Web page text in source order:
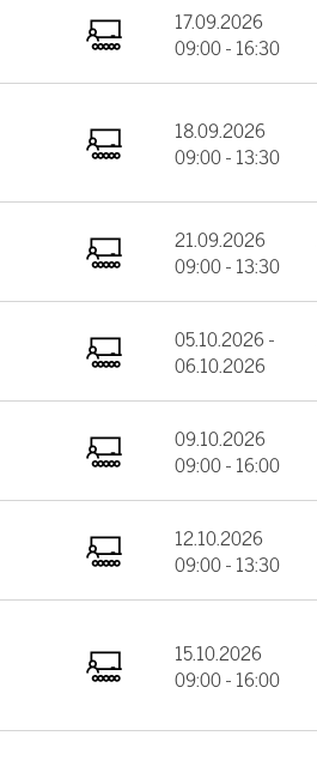
17.09.2026
09:00 - 16:30
18.09.2026
09:00 - 13:30
21.09.2026
09:00 - 13:30
05.10.2026 -
06.10.2026
09.10.2026
09:00 - 16:00
12.10.2026
09:00 - 13:30
15.10.2026
09:00 - 16:00